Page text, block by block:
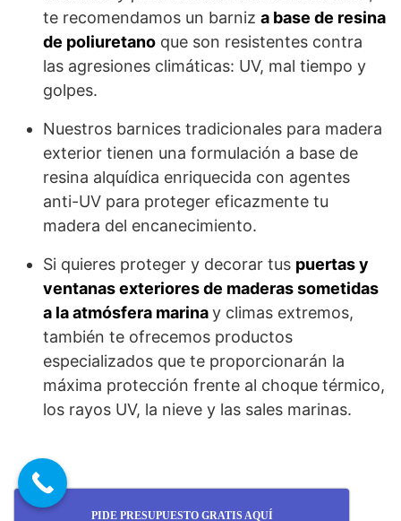
te recomendamos un barniz a base de resina
de poliuretano que son resistentes contra
las agresiones climáticas: UV, mal tiempo y
golpes.
Nuestros barnices tradicionales para madera
exterior tienen una formulación a base de
resina alquídica enriquecida con agentes
anti-UV para proteger eficazmente tu
madera del encanecimiento.
Si quieres proteger y decorar tus puertas y
ventanas exteriores de maderas sometidas
a la atmósfera marinay climas extremos,
también te ofrecemos productos
especializados que te proporcionarán la
máxima protección frente al choque térmico,
los rayos UV, la nieve y las sales marinas.
PIDE PRESUPUESTO GRATIS AQUÍ